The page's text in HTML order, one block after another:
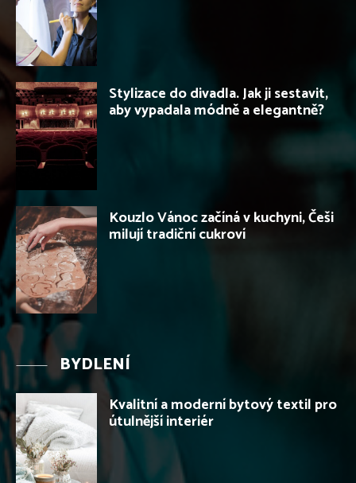
Stylizace do divadla. Jak ji sestavit,
aby vypadala módně a elegantně?
Kouzlo Vánoc začíná v kuchyni, Češi
milují tradiční cukroví
BYDLENÍ
Kvalitní a moderní bytový textil pro
útulnější interiér